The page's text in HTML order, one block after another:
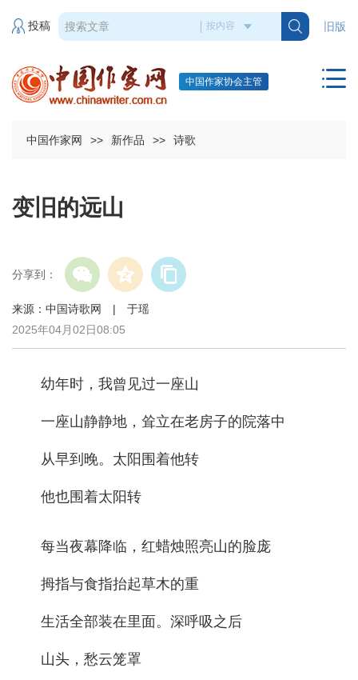
旧版
投稿
中国作家协会主管
中国作家网 >> 新作品 >> 诗歌
变旧的远山
分享到：
来源：中国诗歌网 | 于瑶
2025年04月02日08:05
幼年时，我曾见过一座山
一座山静静地，耸立在老房子的院落中
从早到晚。太阳围着他转
他也围着太阳转
每当夜幕降临，红蜡烛照亮山的脸庞
拇指与食指抬起草木的重
生活全部装在里面。深呼吸之后
山头，愁云笼罩